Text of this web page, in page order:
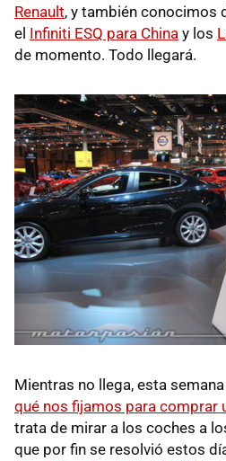
Renault, y también conocimos
el Infiniti ESQ para China y los
de momento. Todo llegará.
Mientras no llega, esta
qué nos fijamos para comprar
trata de mirar a los coches a
que por fin se resolvió estos